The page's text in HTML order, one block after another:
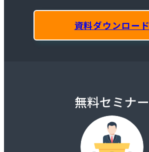
資料ダウンロード
無料セミナー